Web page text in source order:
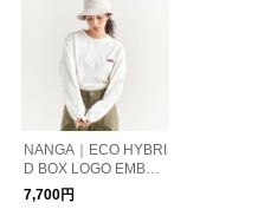
NANGA｜ECO HYBRI
D BOX LOGO EMBRO
IDERY L/S TEE/エコ
ハイブリッド ボック
7,700円